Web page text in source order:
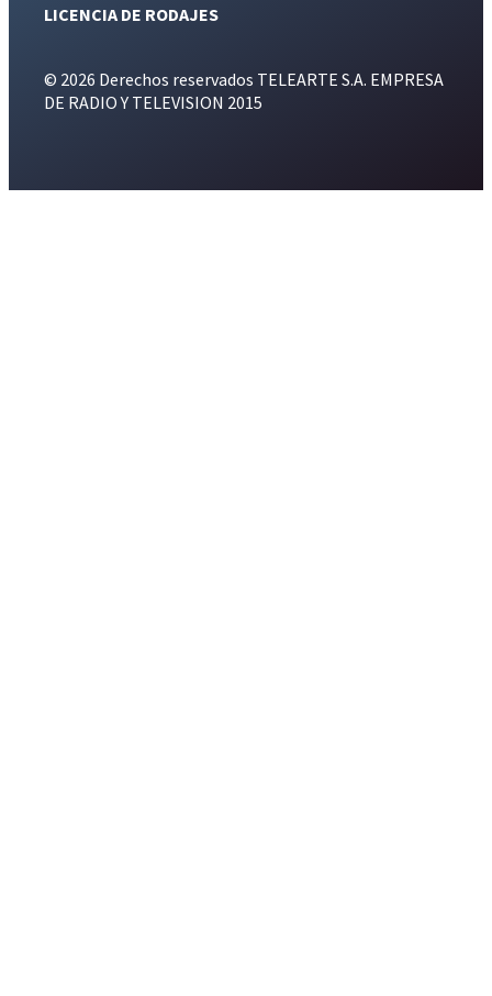
LICENCIA DE RODAJES
© 2026 Derechos reservados TELEARTE S.A. EMPRESA
DE RADIO Y TELEVISION 2015